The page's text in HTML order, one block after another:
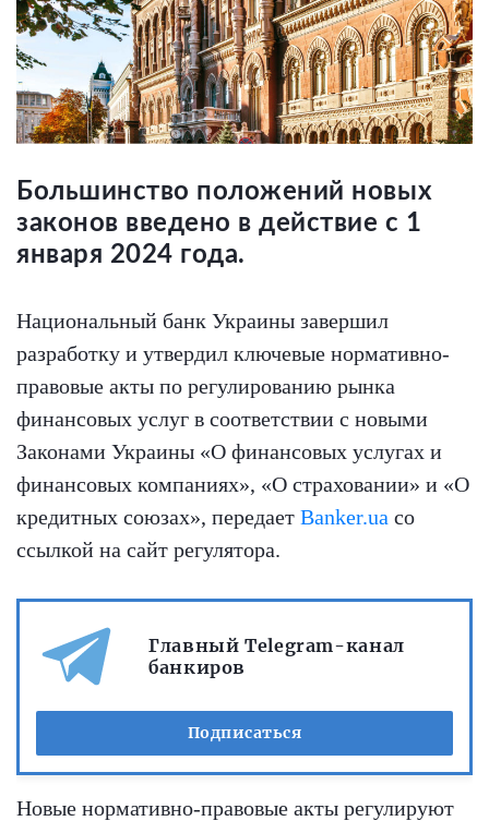
Большинство положений новых
законов введено в действие с 1
января 2024 года.
Национальный банк Украины завершил
разработку и утвердил ключевые нормативно-
правовые акты по регулированию рынка
финансовых услуг в соответствии с новыми
Законами Украины «О финансовых услугах и
финансовых компаниях», «О страховании» и «О
кредитных союзах», передает Banker.ua со
ссылкой на сайт регулятора.
Главный Telegram-канал
банкиров
Подписаться
Новые нормативно-правовые акты регулируют